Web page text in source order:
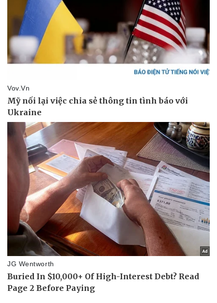
Pháp luật
Tin nóng
Tư vấn luật
Quân sự - Quốc phòng
Vũ khí
Việt Nam
Phân tích